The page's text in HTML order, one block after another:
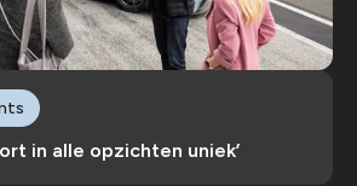
in alle opzichten uniek’